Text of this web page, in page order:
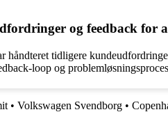
og feedback for
tidligere
loop og
• Volkswagen Svendborg •